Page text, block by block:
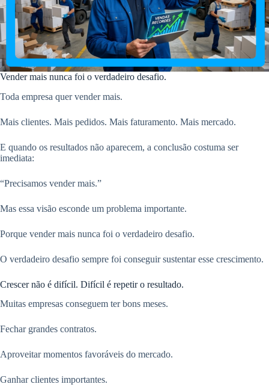
Vender mais nunca foi o verdadeiro desafio.
Toda empresa quer vender mais.
Mais clientes. Mais pedidos. Mais faturamento. Mais mercado.
E quando os resultados não aparecem, a conclusão costuma ser
imediata:
“Precisamos vender mais.”
Mas essa visão esconde um problema importante.
Porque vender mais nunca foi o verdadeiro desafio.
O verdadeiro desafio sempre foi conseguir sustentar esse crescimento.
Crescer não é difícil. Difícil é repetir o resultado.
Muitas empresas conseguem ter bons meses.
Fechar grandes contratos.
Aproveitar momentos favoráveis do mercado.
Ganhar clientes importantes.